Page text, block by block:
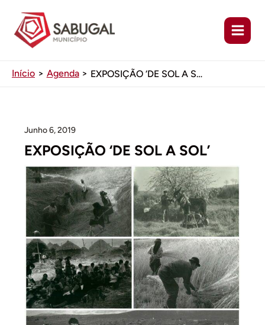
conteúdo
Início Agenda EXPOSIÇÃO ‘DE SOL A SOL’
Junho 6, 2019
EXPOSIÇÃO ‘DE SOL A SOL’